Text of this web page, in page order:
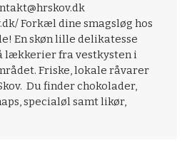
Forkæl dine smagsløg hos
En skøn lille delikatesse
lækkerier fra vestkysten i
Friske, lokale råvarer
Du finder chokolader,
specialøl samt likør,